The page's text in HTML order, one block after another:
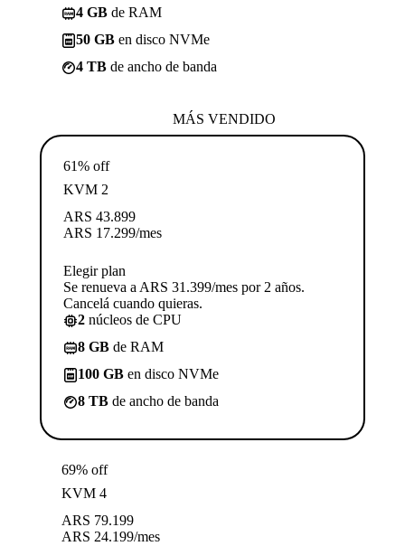
4 GB de RAM
50 GB en disco NVMe
4 TB de ancho de banda
MÁS VENDIDO
61% off
KVM 2
ARS 43.899
ARS 17.299/mes
Elegir plan
Se renueva a ARS 31.399/mes por 2 años.
Cancelá cuando quieras.
2 núcleos de CPU
8 GB de RAM
100 GB en disco NVMe
8 TB de ancho de banda
69% off
KVM 4
ARS 79.199
ARS 24.199/mes